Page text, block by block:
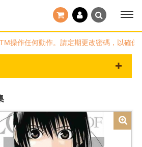
任何動作。請定期更改密碼，以確保帳戶